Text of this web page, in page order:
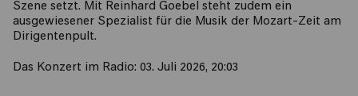
Szene setzt. Mit Reinhard Goebel steht zudem ein
ausgewiesener Spezialist für die Musik der Mozart-Zeit am
Dirigentenpult.
Das Konzert im Radio: 03. Juli 2026, 20:03